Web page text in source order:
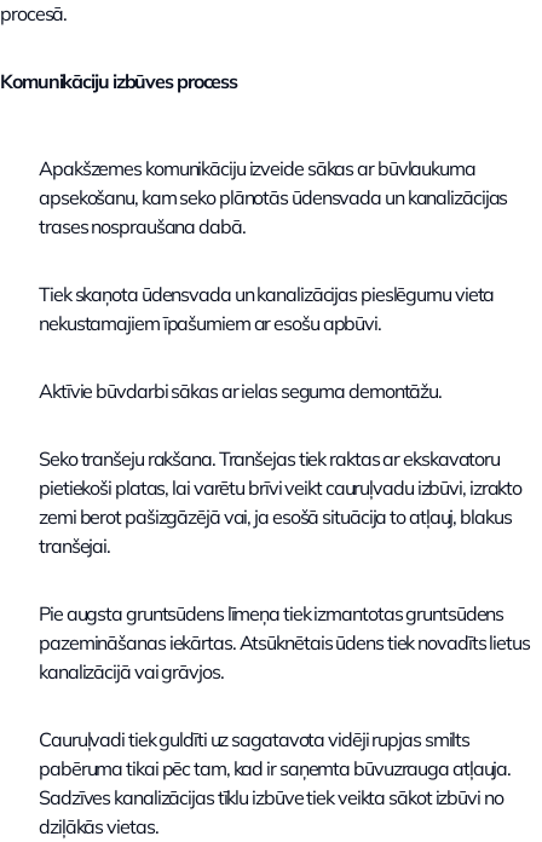
procesā.
Komunikāciju izbūves process
Apakšzemes komunikāciju izveide sākas ar būvlaukuma
apsekošanu, kam seko plānotās ūdensvada un kanalizācijas
trases nospraušana dabā.
Tiek skaņota ūdensvada un kanalizācijas pieslēgumu vieta
nekustamajiem īpašumiem ar esošu apbūvi.
Aktīvie būvdarbi sākas ar ielas seguma demontāžu.
Seko tranšeju rakšana. Tranšejas tiek raktas ar ekskavatoru
pietiekoši platas, lai varētu brīvi veikt cauruļvadu izbūvi, izrakto
zemi berot pašizgāzējā vai, ja esošā situācija to atļauj, blakus
tranšejai.
Pie augsta gruntsūdens līmeņa tiek izmantotas gruntsūdens
pazemināšanas iekārtas. Atsūknētais ūdens tiek novadīts lietus
kanalizācijā vai grāvjos.
Cauruļvadi tiek guldīti uz sagatavota vidēji rupjas smilts
pabēruma tikai pēc tam, kad ir saņemta būvuzrauga atļauja.
Sadzīves kanalizācijas tīklu izbūve tiek veikta sākot izbūvi no
dziļākās vietas.